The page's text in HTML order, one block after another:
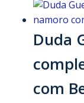
Duda
com